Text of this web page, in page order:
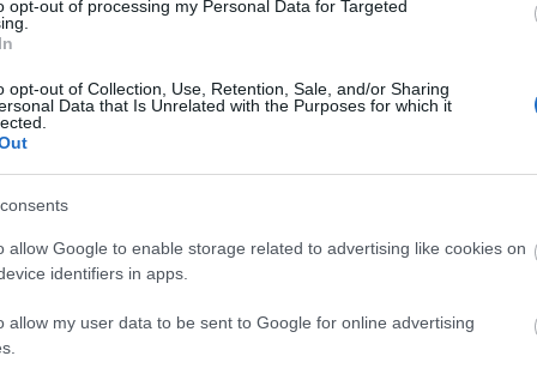
opt-out of processing my Personal Data for Targeted
opt-out of Collection, Use, Retention, Sale, and/or Sharing
Data that Is Unrelated with the Purposes for which it
allow Google to enable storage related to advertising like cookies on
identifiers in apps.
allow my user data to be sent to Google for online advertising
lány a Balatonra utazik autóstoppal 1980 nyarán.
egy magyar egyetemistákból álló társasággal,
Így aztán autóstoppal Budapestre indulnak
ám sohasem érkeznek meg…Három évvel korábban egy…